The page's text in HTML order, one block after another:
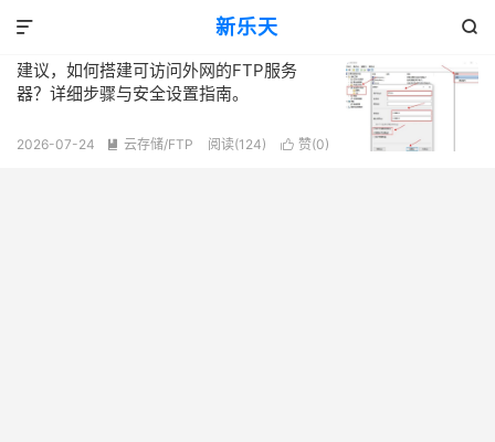
新乐天 
 共 1 篇文章
标签：公网IP与端口转发规则设定
建议，如何搭建可访问外网的FTP服务
器？详细步骤与安全设置指南。
 赞(0)
2026-07-24  云存储/FTP 阅读(124)